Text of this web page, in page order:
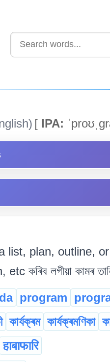
[ IPA:
list, plan, outline,
কৰিব লগীয়া কামৰ
program
কাৰ্যক্ৰম কাৰ্যক্ৰমণিকা
हाबाफारि